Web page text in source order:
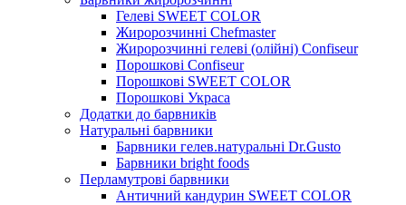
Гелеві SWEET COLOR
Жиророзчинні Chefmaster
Жиророзчинні гелеві (олійні) Confiseur
Порошкові Confiseur
Порошкові SWEET COLOR
Порошкові Украса
Додатки до барвників
Натуральні барвники
Барвники гелев.натуральні Dr.Gusto
Барвники bright foods
Перламутрові барвники
Античний кандурин SWEET COLOR